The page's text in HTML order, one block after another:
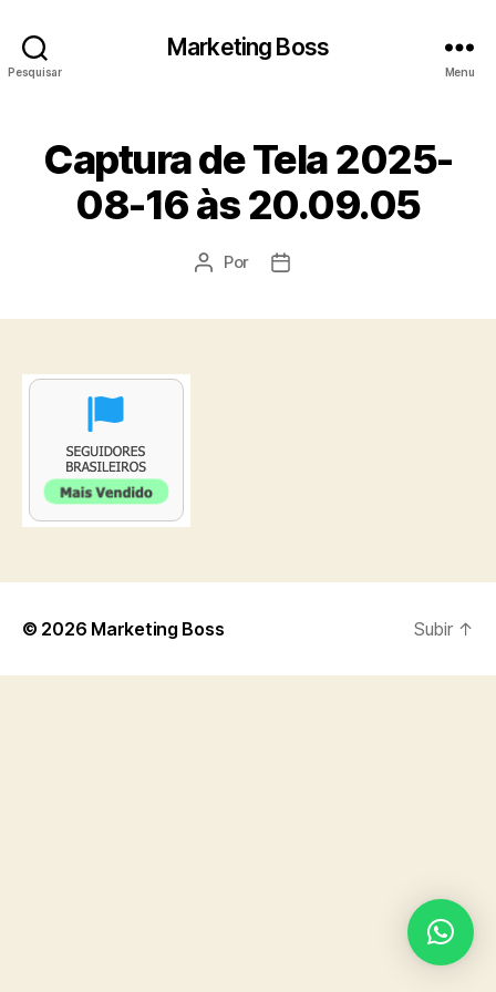
Pesquisar
Marketing Boss
Menu
Captura de Tela 2025-
08-16 às 20.09.05
Autor
Por
Data
© 2026 Marketing Boss Subir ↑